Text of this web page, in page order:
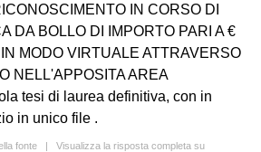
IN CORSO DI
DA BOLLO DI IMPORTO PARI A €
MODO VIRTUALE ATTRAVERSO
NELL'APPOSITA AREA
tesi di laurea definitiva, con in
in unico file .
fonte | Visualizza la risposta completa su